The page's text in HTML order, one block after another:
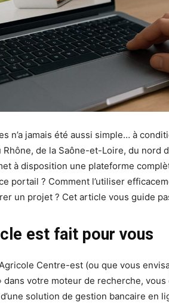
n’a jamais été aussi simple… à
Rhône, de la Saône-et-Loire, du nord
à disposition une plateforme
portail ? Comment l’utiliser
un projet ? Cet article vous guide
est fait pour vous
Centre-est (ou que vous
dans votre moteur de recherche,
solution de gestion bancaire en